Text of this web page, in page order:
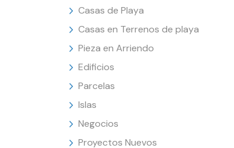
Casas de Playa
Casas en Terrenos de playa
Pieza en Arriendo
Edificios
Parcelas
Islas
Negocios
Proyectos Nuevos